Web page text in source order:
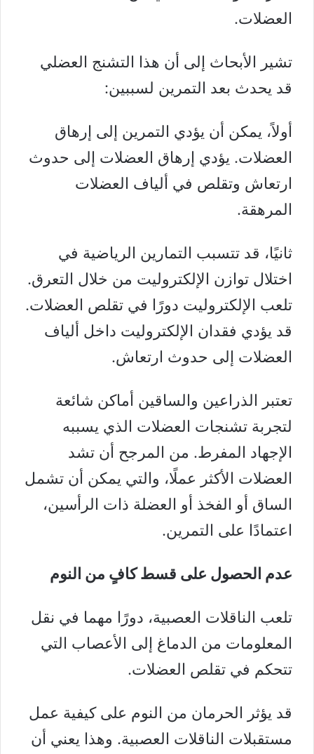
العضلات.
تشير الأبحاث إلى أن هذا التشنج العضلي
قد يحدث بعد التمرين لسببين:
أولاً، يمكن أن يؤدي التمرين إلى إرهاق
العضلات. يؤدي إرهاق العضلات إلى حدوث
ارتعاش وتقلص في ألياف العضلات
المرهقة.
ثانيًا، قد تتسبب التمارين الرياضية في
اختلال توازن الإلكتروليت من خلال التعرق.
تلعب الإلكتروليت دورًا في تقلص العضلات.
قد يؤدي فقدان الإلكتروليت داخل ألياف
العضلات إلى حدوث ارتعاش.
تعتبر الذراعين والساقين أماكن شائعة
لتجربة تشنجات العضلات الذي يسببه
الإجهاد المفرط. من المرجح أن تشد
العضلات الأكثر عملًا، والتي يمكن أن تشمل
الساق أو الفخذ أو العضلة ذات الرأسين،
اعتمادًا على التمرين.
عدم الحصول على قسط كافٍ من النوم
تلعب الناقلات العصبية، دورًا مهما في نقل
المعلومات من الدماغ إلى الأعصاب التي
تتحكم في تقلص العضلات.
قد يؤثر الحرمان من النوم على كيفية عمل
مستقبلات الناقلات العصبية. وهذا يعني أن